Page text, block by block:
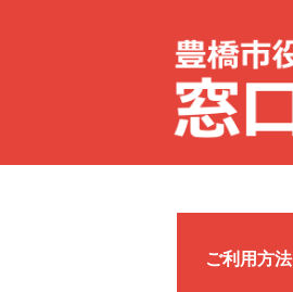
ご利用方法